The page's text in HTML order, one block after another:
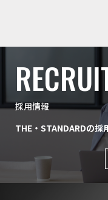
採用情報
THE・STANDARDの採